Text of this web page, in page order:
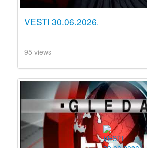
VESTI 30.06.2026.
95 views